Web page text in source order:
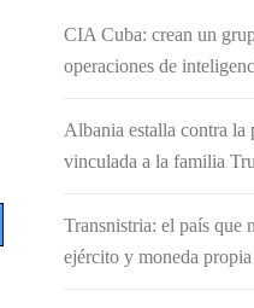
CIA Cuba: crean un
operaciones de
Albania estalla contra la
vinculada a la familia
Transnistria: el país que
ejército y moneda propia